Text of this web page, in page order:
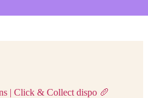
| Click & Collect dispo 🥖